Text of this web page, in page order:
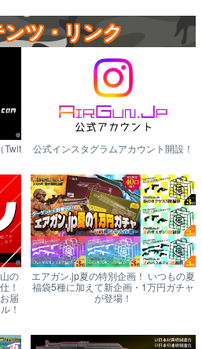
ツ・リンク
Twit
公式インスタグラムアカウント開設！
の
！
届
！
エアガン.jp夏の特別企画！ いつもの夏
福袋5種に加えて新企画・1万円ガチャ
が登場！